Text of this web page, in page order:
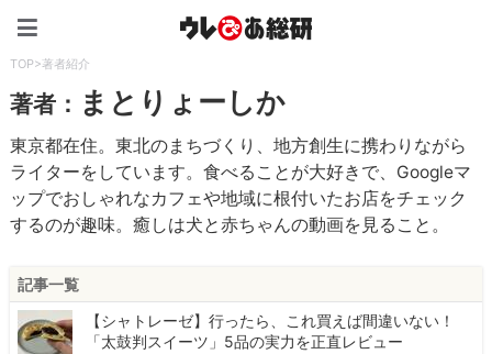
TOP>著者紹介
著者： まとりょーしか
東京都在住。東北のまちづくり、地方創生に携わりながら
ライターをしています。食べることが大好きで、Googleマ
ップでおしゃれなカフェや地域に根付いたお店をチェック
するのが趣味。癒しは犬と赤ちゃんの動画を見ること。
記事一覧
【シャトレーゼ】行ったら、これ買えば間違いない！
「太鼓判スイーツ」5品の実力を正直レビュー